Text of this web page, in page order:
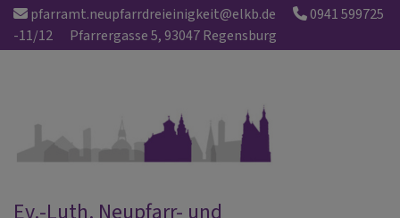
Direkt
zum
Inhalt
pfarramt.neupfarrdreieinigkeit@elkb.de
0941 599725
-11/12
Pfarrergasse 5, 93047 Regensburg
Ev.-Luth. Neupfarr- und